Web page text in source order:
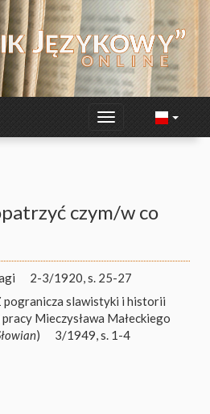
czym/w co
2-3/1920, s. 25-27
pogranicza slawistyki i historii
Mieczysława Małeckiego
) 3/1949, s. 1-4